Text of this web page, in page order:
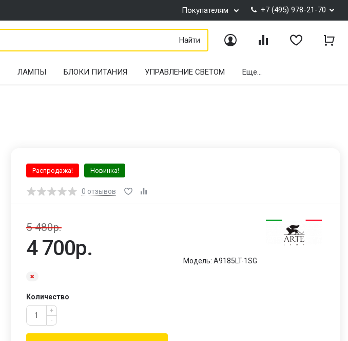
Покупателям +7 (495) 978-21-70
Найти Войти СравнениеИзбранное
ЛАМПЫ БЛОКИ ПИТАНИЯ УПРАВЛЕНИЕ СВЕТОМ Еще...
Распродажа! Новинка!
0 отзывов
5 480р.
4 700р.
Количество
+
-
Модель: A9185LT-1SG